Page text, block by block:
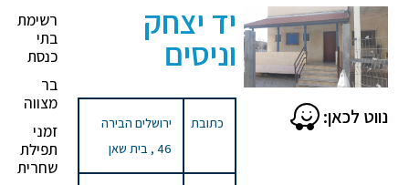
רשימת
בתי
כנסת
בר
מצווה
זמני
תפילת
שחרית
נווט לכאן:
יד יצחק
וניסים
כתובת
ירושלים הבירה
46 , בית שאן